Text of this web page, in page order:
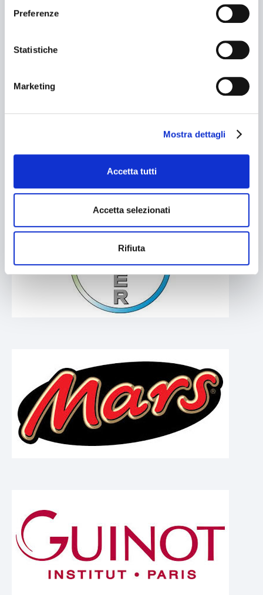
Preferenze
Statistiche
Marketing
Mostra dettagli
Accetta tutti
Accetta selezionati
Rifiuta